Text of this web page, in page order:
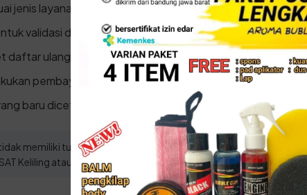
jenis layanan.
validasi data kepemilikan kendaraan.
daftar ulang 1 tahun.
pembayaran di loket kasir/pembayaran.
baru dicetak.
memiliki tunggakan pajak lebih dari 1 tahun jika ingin
Keliling atau Drive-Thru.